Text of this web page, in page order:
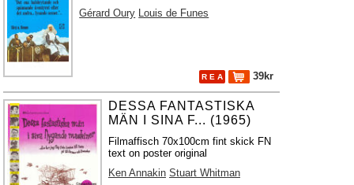
Gérard Oury Louis de Funes
R E A 39kr
DESSA FANTASTISKA
MÄN I SINA F... (1965)
Filmaffisch 70x100cm fint skick FN
text on poster original
Ken Annakin Stuart Whitman